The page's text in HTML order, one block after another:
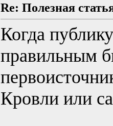
Re: Полезная
Когда
правильным
Кровли или